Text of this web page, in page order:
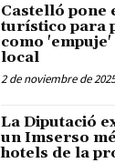
Castelló pone
turístico para
como
local
2 de noviembre de
La Diputació
un Imserso
hotels de la